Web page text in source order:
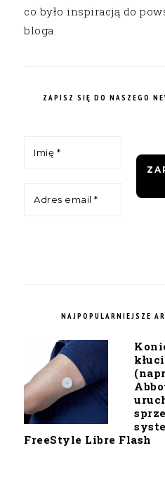
co było inspiracją do
bloga.
ZAPISZ SIĘ DO NASZEGO
NAJPOPULARNIEJSZE
FreeStyle Libre Flash